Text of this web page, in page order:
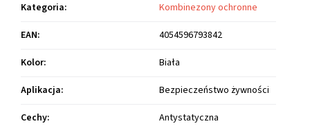
Kategoria:
Kombinezony ochronne
EAN:
4054596793842
Kolor:
Biała
Aplikacja:
Bezpieczeństwo żywności
Cechy:
Antystatyczna